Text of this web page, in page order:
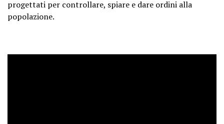
progettati per controllare, spiare e dare ordini alla
popolazione.